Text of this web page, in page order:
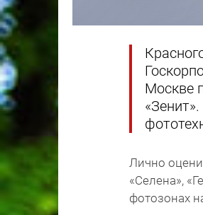
Москве
Лично
«Селена»,
фотозонах